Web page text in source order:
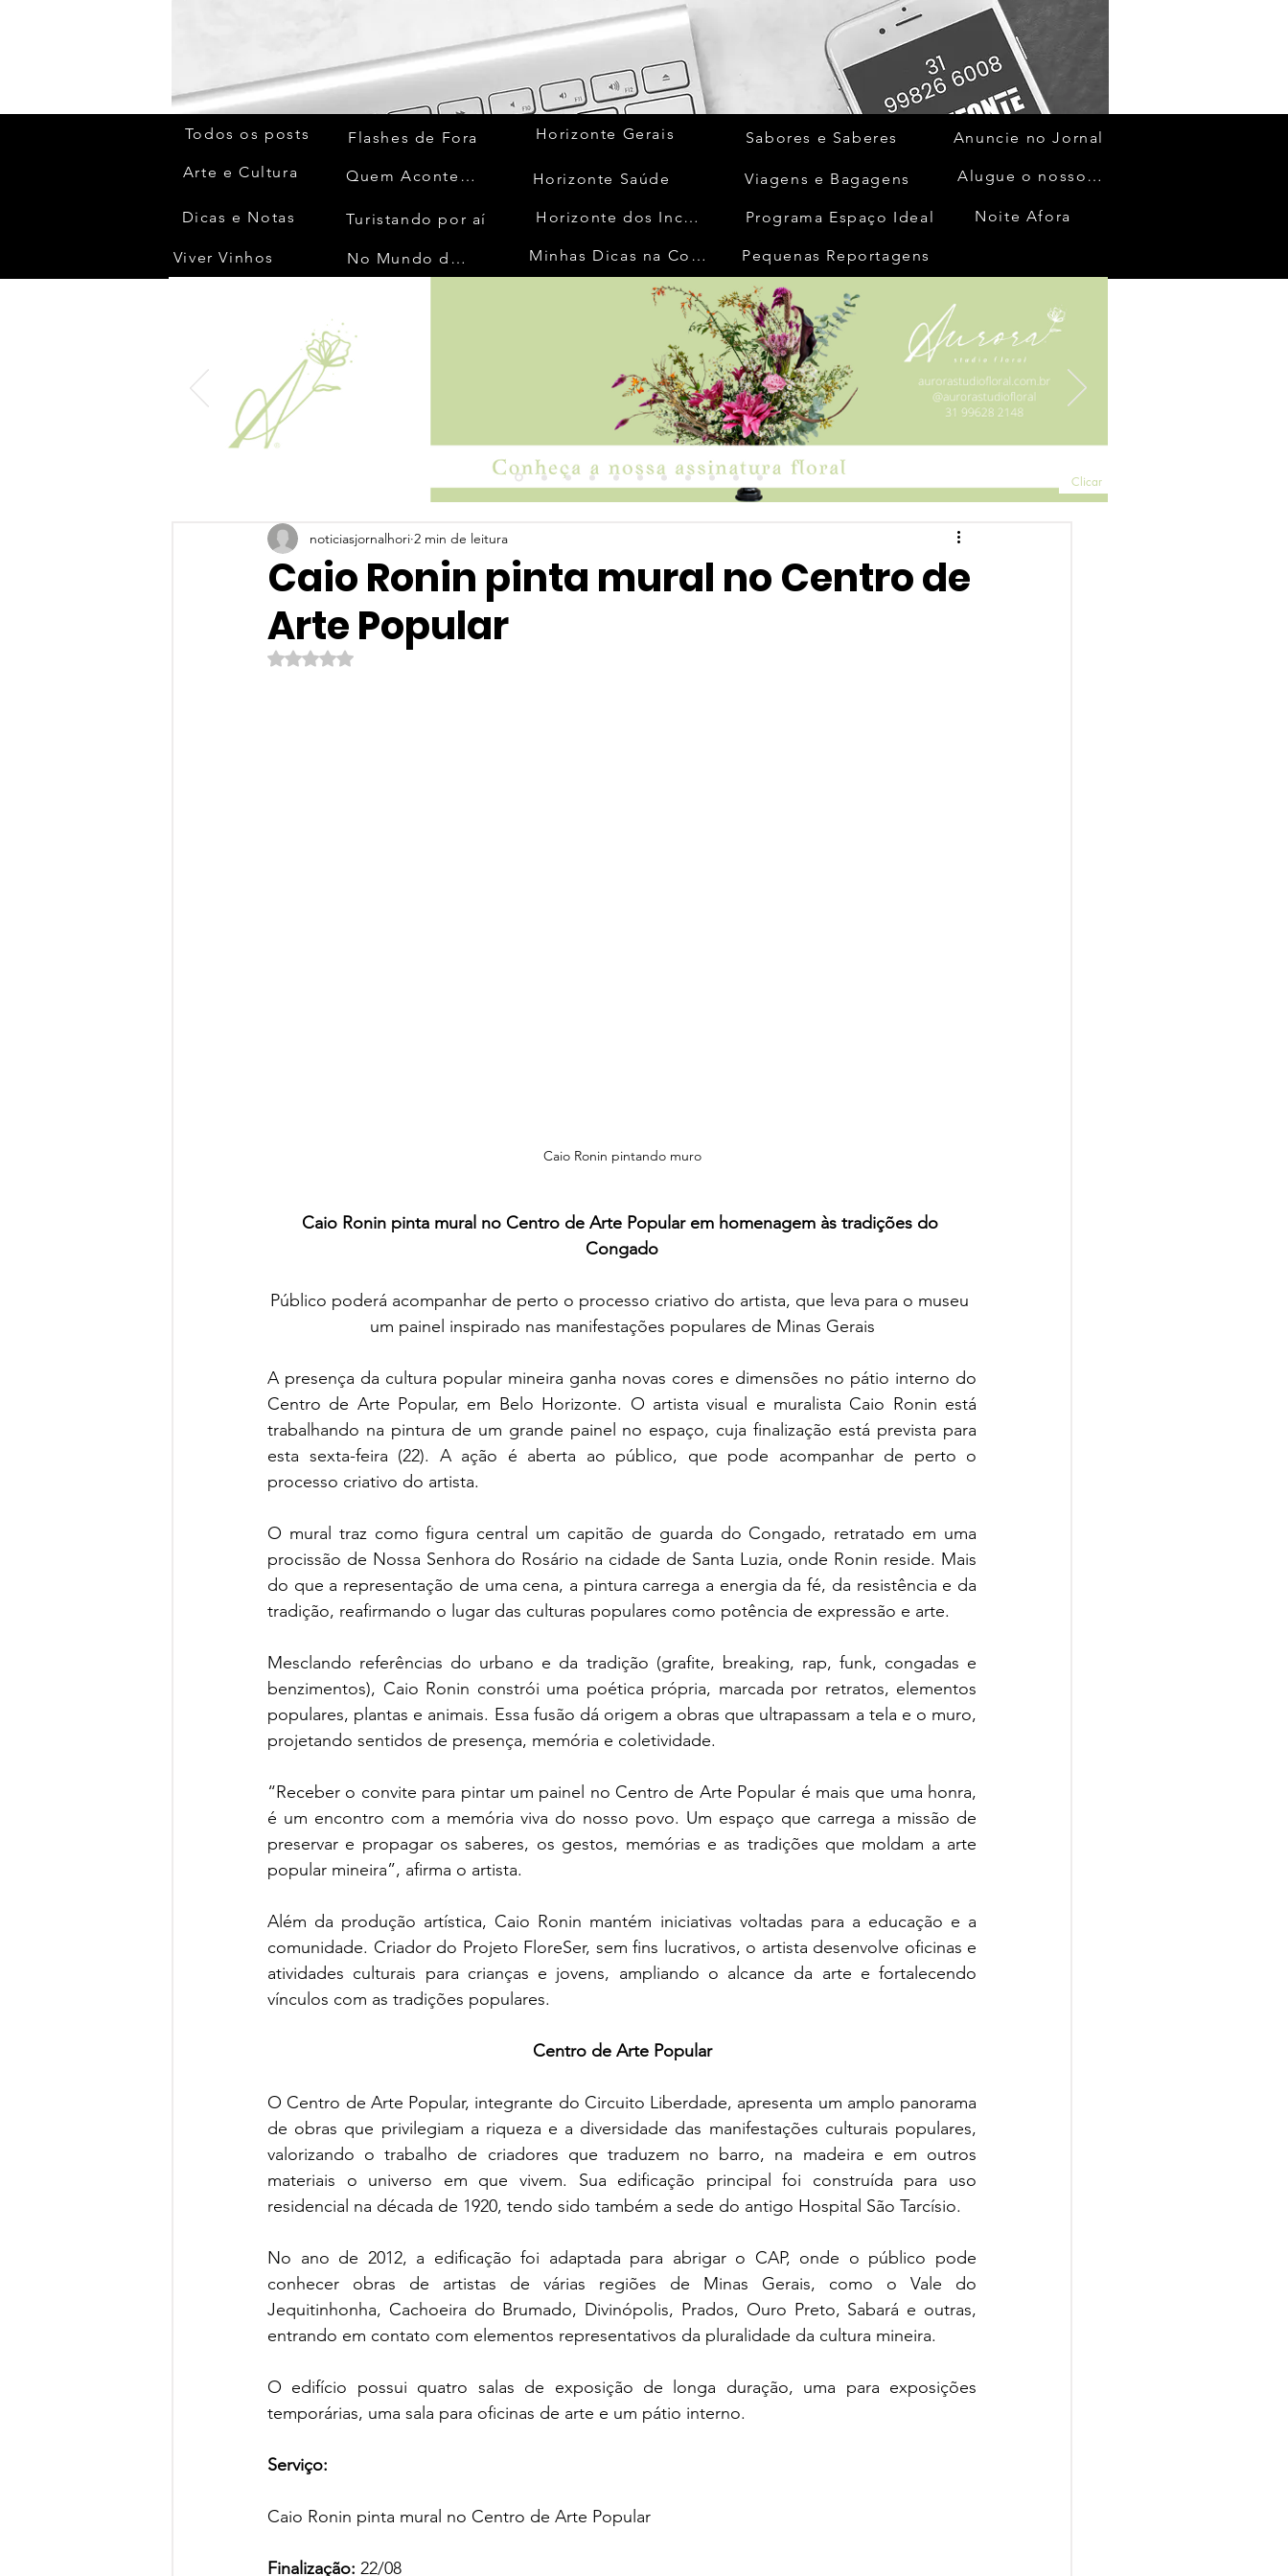
Todos os posts
Arte e Cultura
Dicas e Notas
Viver Vinhos
Flashes de Fora
Quem Acontece
Turistando por aí
No Mundo da Moda
Horizonte Gerais
Horizonte Saúde
Horizonte dos Inconfidentes
Minhas Dicas na Cozinha
Sabores e Saberes
Viagens e Bagagens
Programa Espaço Ideal
Anuncie no Jornal
Alugue o nosso espaço
Noite Afora
Pequenas Reportagens
Clicar
Caio Ronin pinta mural no Centro de
Arte Popular
noticiasjornalhori 2 min de leitura
Avaliado com NaN de 5 estrelas.
Caio Ronin pintando muro
Caio Ronin pinta mural no Centro de Arte Popular em homenagem às tradições do
Congado
Público poderá acompanhar de perto o processo criativo do artista, que leva para o museu
um painel inspirado nas manifestações populares de Minas Gerais
A presença da cultura popular mineira ganha novas cores e dimensões no pátio interno do
Centro de Arte Popular, em Belo Horizonte. O artista visual e muralista Caio Ronin está
trabalhando na pintura de um grande painel no espaço, cuja finalização está prevista para
esta sexta-feira (22). A ação é aberta ao público, que pode acompanhar de perto o
processo criativo do artista.
O mural traz como figura central um capitão de guarda do Congado, retratado em uma
procissão de Nossa Senhora do Rosário na cidade de Santa Luzia, onde Ronin reside. Mais
do que a representação de uma cena, a pintura carrega a energia da fé, da resistência e da
tradição, reafirmando o lugar das culturas populares como potência de expressão e arte.
Mesclando referências do urbano e da tradição (grafite, breaking, rap, funk, congadas e
benzimentos), Caio Ronin constrói uma poética própria, marcada por retratos, elementos
populares, plantas e animais. Essa fusão dá origem a obras que ultrapassam a tela e o muro,
projetando sentidos de presença, memória e coletividade.
“Receber o convite para pintar um painel no Centro de Arte Popular é mais que uma honra,
é um encontro com a memória viva do nosso povo. Um espaço que carrega a missão de
preservar e propagar os saberes, os gestos, memórias e as tradições que moldam a arte
popular mineira”, afirma o artista.
Além da produção artística, Caio Ronin mantém iniciativas voltadas para a educação e a
comunidade. Criador do Projeto FloreSer, sem fins lucrativos, o artista desenvolve oficinas e
atividades culturais para crianças e jovens, ampliando o alcance da arte e fortalecendo
vínculos com as tradições populares.
Centro de Arte Popular
O Centro de Arte Popular, integrante do Circuito Liberdade, apresenta um amplo panorama
de obras que privilegiam a riqueza e a diversidade das manifestações culturais populares,
valorizando o trabalho de criadores que traduzem no barro, na madeira e em outros
materiais o universo em que vivem. Sua edificação principal foi construída para uso
residencial na década de 1920, tendo sido também a sede do antigo Hospital São Tarcísio.
No ano de 2012, a edificação foi adaptada para abrigar o CAP, onde o público pode
conhecer obras de artistas de várias regiões de Minas Gerais, como o Vale do
Jequitinhonha, Cachoeira do Brumado, Divinópolis, Prados, Ouro Preto, Sabará e outras,
entrando em contato com elementos representativos da pluralidade da cultura mineira.
O edifício possui quatro salas de exposição de longa duração, uma para exposições
temporárias, uma sala para oficinas de arte e um pátio interno.
Serviço:
Caio Ronin pinta mural no Centro de Arte Popular
Finalização: 22/08